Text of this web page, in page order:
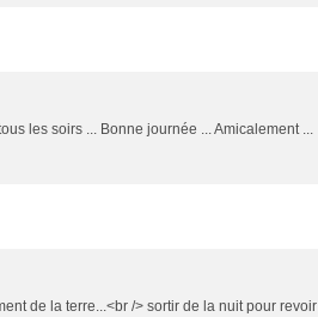
les soirs ... Bonne journée ... Amicalement ...
de la terre...<br /> sortir de la nuit pour revoir